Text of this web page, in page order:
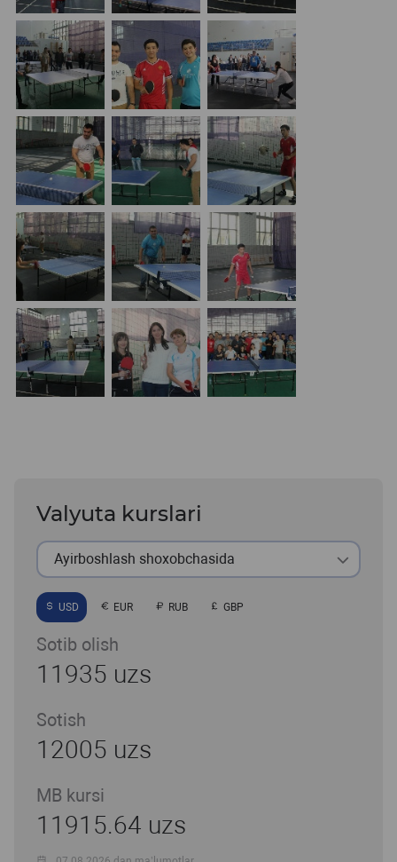
Valyuta kurslari
Ayirboshlash shoxobchasida
USD EUR RUB GBP
Sotib olish
11935 uzs
Sotish
12005 uzs
MB kursi
11915.64 uzs